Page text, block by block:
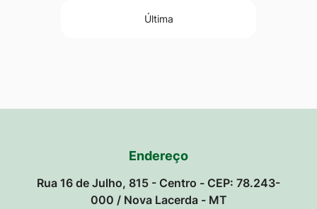
Última
Endereço
Rua 16 de Julho, 815 - Centro - CEP: 78.243-
000 / Nova Lacerda - MT